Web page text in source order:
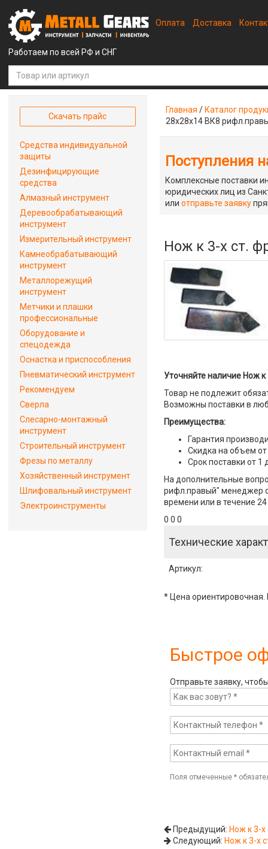
Работаем по всей РФ и СНГ
Оплата Доставка
Главная / Каталог
28х28х14 ВК8
Поступления
Комплексные поставки
юридических лиц из
илиотправьте заявку
Нож к 3-х ст.
Уточняйте наличие Нож
Товар не подлежит
Возможны поставки в
Преимущества:
Гарантия
Скидка на объем от
Срок поставки от 1
На дополнительные
рифл.правый" менеджер
времени или в течение
0 0 0
Технические
Артикул:
* Цена ориентировочная.
Быстрое
Отправьте заявку,
Поля отмеченные*
Предыдущий: Нож к 3-
Следующий: Нож к 3-х
Скачать прайс
Средства индивидуальной
защиты
Дезинфицирующие
средства
Алмазный инструмент
Деревообрабатывающий
инструмент
Измерительный инструмент
Камнеобрабатывающий
инструмент
Металлорежущий
инструмент
Метчики и плашки
профессиональные
Оборудование и
спецодежда
Оснастка и приспособления
Пневматический инструмент
Рекомендуем
Сверла
Слесарно-монтажный
инструмент
Строительный инструмент
Фрезы по металлу
Хозяйственный инструмент
Шлифовальный инструмент
Электроинструменты